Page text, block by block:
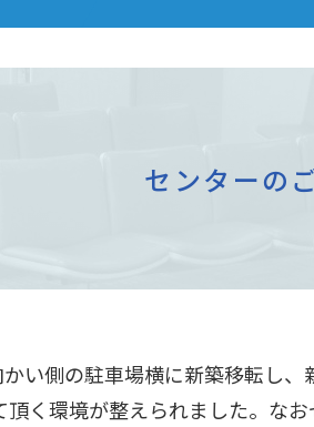
センターの
い側の駐車場横に新築移転し
く環境が整えられました。な